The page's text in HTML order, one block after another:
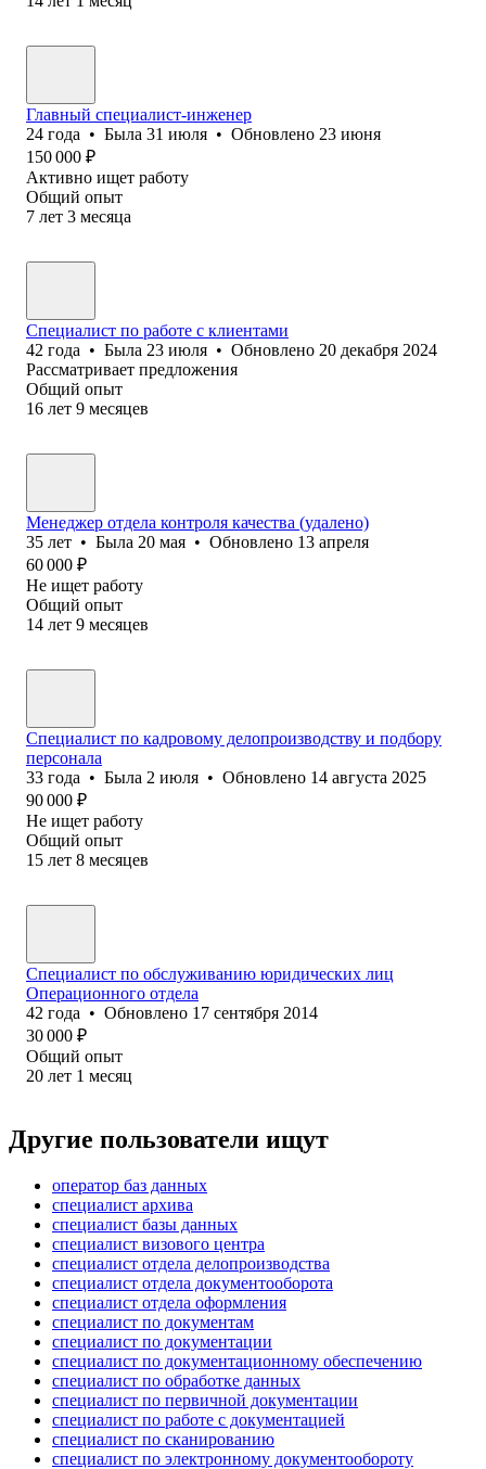
Главный специалист-инженер
24 года • Была 31 июля • Обновлено 23 июня
150 000 ₽
Активно ищет работу
Общий опыт
7 лет 3 месяца
Специалист по работе с клиентами
42 года • Была 23 июля • Обновлено 20 декабря 2024
Рассматривает предложения
Общий опыт
16 лет 9 месяцев
Менеджер отдела контроля качества (удалено)
35 лет • Была 20 мая • Обновлено 13 апреля
60 000 ₽
Не ищет работу
Общий опыт
14 лет 9 месяцев
Специалист по кадровому делопроизводству и подбору
персонала
33 года • Была 2 июля • Обновлено 14 августа 2025
90 000 ₽
Не ищет работу
Общий опыт
15 лет 8 месяцев
Специалист по обслуживанию юридических лиц
Операционного отдела
42 года • Обновлено 17 сентября 2014
30 000 ₽
Общий опыт
20 лет 1 месяц
Другие пользователи ищут
оператор баз данных
специалист архива
специалист базы данных
специалист визового центра
специалист отдела делопроизводства
специалист отдела документооборота
специалист отдела оформления
специалист по документам
специалист по документации
специалист по документационному обеспечению
специалист по обработке данных
специалист по первичной документации
специалист по работе с документацией
специалист по сканированию
специалист по электронному документообороту